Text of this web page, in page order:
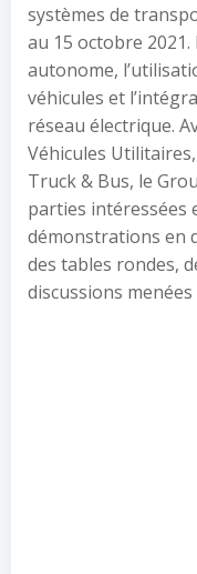
systèmes de
au 15 octobre 2021.
autonome,
véhicules et
réseau électrique.
Véhicules Utilitaires,
Truck & Bus, le
parties intéressées
démonstrations en
des tables rondes,
discussions